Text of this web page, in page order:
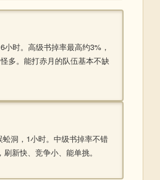
小时。高级书掉率最高约3%，
多。能打赤月的队伍基本不缺
洞，1小时。中级书掉率不错
新快、竞争小、能单挑。